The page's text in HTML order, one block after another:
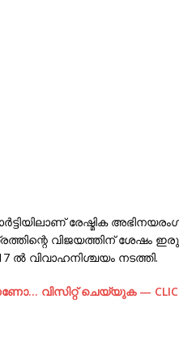
രേഷ്മിക
വിജയത്തിന് ശേഷം
ൽ വിവാഹനിശ്ചയം നടത്തി.
വിസിറ്റ് ചെയ്യുക — CLICK